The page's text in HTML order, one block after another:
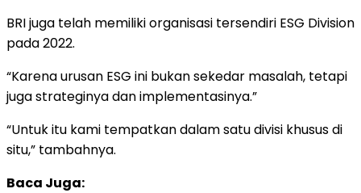
BRI juga telah memiliki organisasi tersendiri ESG Division
pada 2022.
“Karena urusan ESG ini bukan sekedar masalah, tetapi
juga strateginya dan implementasinya.”
“Untuk itu kami tempatkan dalam satu divisi khusus di
situ,” tambahnya.
Baca Juga: